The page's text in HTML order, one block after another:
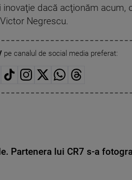
dacă acţionăm acum,
Negrescu.
pe canalul de social media preferat:
Partenera lui CR7 s-a